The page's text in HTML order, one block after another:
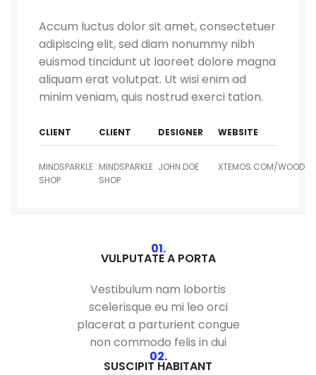
Accum luctus dolor sit amet, consectetuer
adipiscing elit, sed diam nonummy nibh
euismod tincidunt ut laoreet dolore magna
aliquam erat volutpat. Ut wisi enim ad
minim veniam, quis nostrud exerci tation.
CLIENT
MINDSPARKLE
SHOP
CLIENT
MINDSPARKLE
SHOP
DESIGNER
JOHN DOE
WEBSITE
XTEMOS.COM/WOOD
01.
VULPUTATE A PORTA
Vestibulum nam lobortis
scelerisque eu mi leo orci
placerat a parturient congue
non commodo felis in dui
02.
SUSCIPIT HABITANT